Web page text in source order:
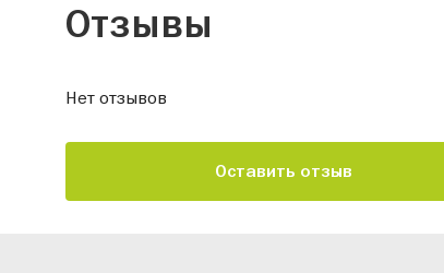
Отзывы
Нет отзывов
Оставить отзыв